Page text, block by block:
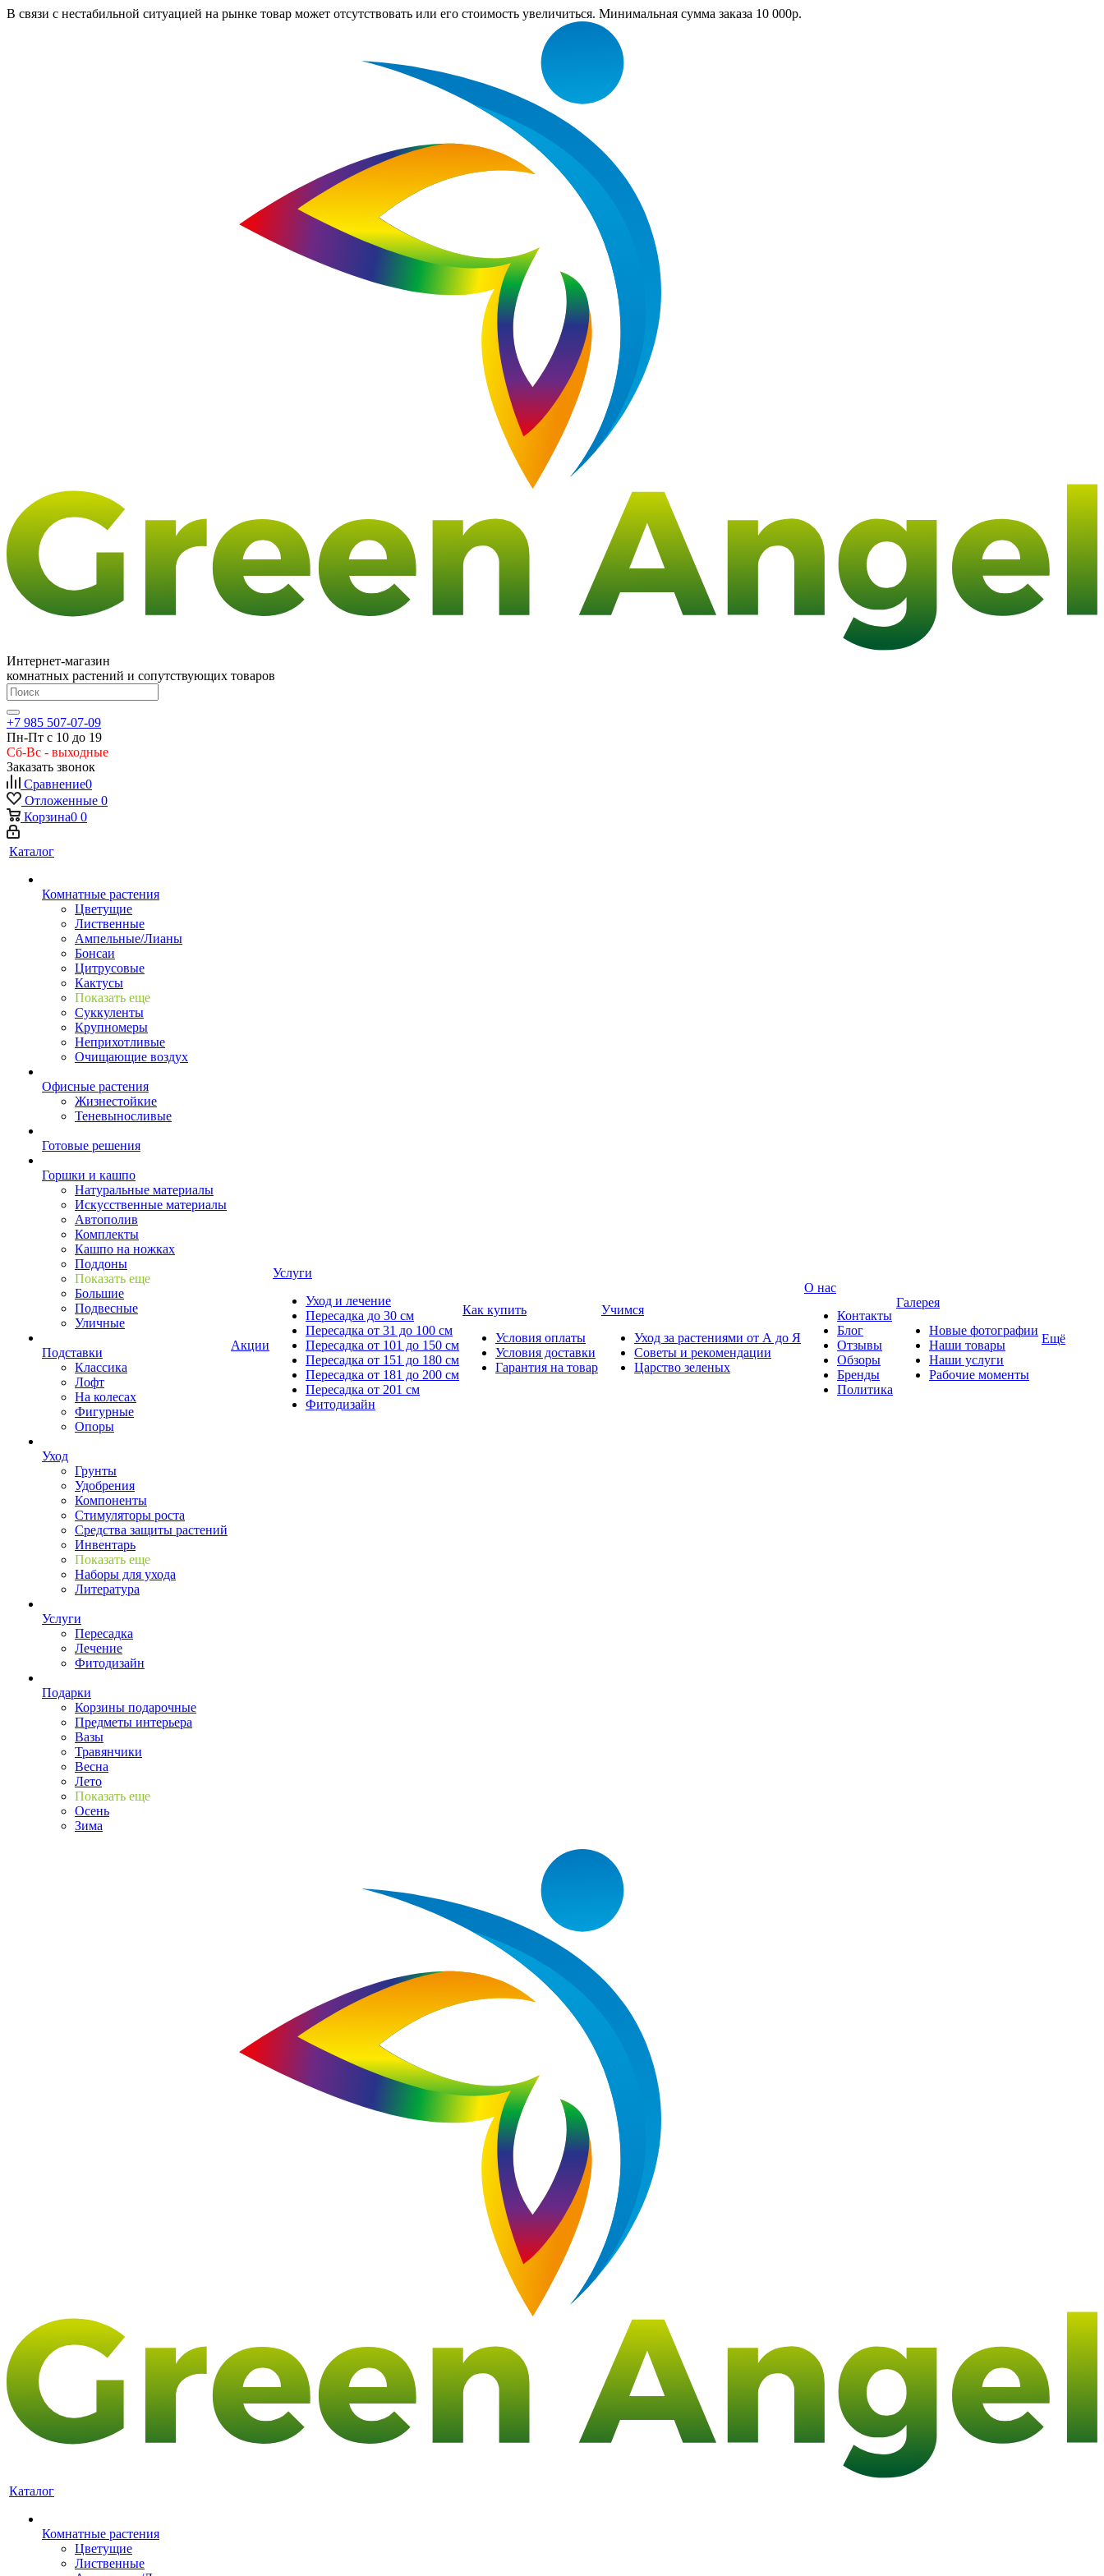
В связи с нестабильной ситуацией на рынке товар может отсутствовать или его стоимость увеличиться. Минимальная сумма заказа 10 000р.
Интернет-магазин
комнатных растений и сопутствующих товаров
+7 985 507-07-09
Пн-Пт с 10 до 19
Сб-Вс - выходные
Заказать звонок
Сравнение0
Отложенные 0
Корзина0 0
Каталог
Комнатные растения
Цветущие
Лиственные
Ампельные/Лианы
Бонсаи
Цитрусовые
Кактусы
Показать еще
Суккуленты
Крупномеры
Неприхотливые
Очищающие воздух
Офисные растения
Жизнестойкие
Теневыносливые
Готовые решения
Горшки и кашпо
Натуральные материалы
Искусственные материалы
Автополив
Комплекты
Кашпо на ножках
Поддоны
Показать еще
Большие
Подвесные
Уличные
Подставки
Классика
Лофт
На колесах
Фигурные
Опоры
Уход
Грунты
Удобрения
Компоненты
Стимуляторы роста
Средства защиты растений
Инвентарь
Показать еще
Наборы для ухода
Литература
Услуги
Пересадка
Лечение
Фитодизайн
Подарки
Корзины подарочные
Предметы интерьера
Вазы
Травянчики
Весна
Лето
Показать еще
Осень
Зима
Акции
Услуги
Уход и лечение
Пересадка до 30 см
Пересадка от 31 до 100 см
Пересадка от 101 до 150 см
Пересадка от 151 до 180 см
Пересадка от 181 до 200 см
Пересадка от 201 см
Фитодизайн
Как купить
Условия оплаты
Условия доставки
Гарантия на товар
Учимся
Уход за растениями от А до Я
Советы и рекомендации
Царство зеленых
О нас
Контакты
Блог
Отзывы
Обзоры
Бренды
Политика
Галерея
Новые фотографии
Наши товары
Наши услуги
Рабочие моменты
Ещё
Каталог
Комнатные растения
Цветущие
Лиственные